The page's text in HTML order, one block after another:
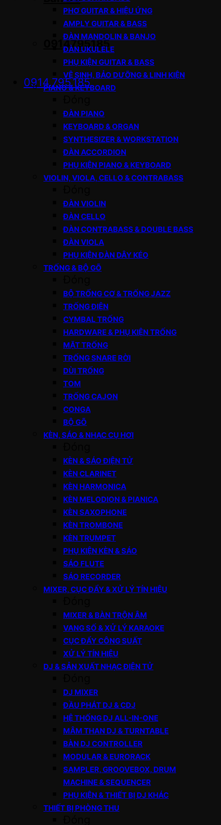
0914795185
0914.795.185
PHƠ GUITAR & HIỆU ỨNG
AMPLY GUITAR & BASS
ĐÀN MANDOLIN & BANJO
ĐÀN UKULELE
PHỤ KIỆN GUITAR & BASS
VỆ SINH, BẢO DƯỠNG & LINH KIỆN
PIANO & KEYBOARD
ĐÀN PIANO
KEYBOARD & ORGAN
SYNTHESIZER & WORKSTATION
ĐÀN ACCORDION
PHỤ KIỆN PIANO & KEYBOARD
VIOLIN, VIOLA, CELLO & CONTRABASS
ĐÀN VIOLIN
ĐÀN CELLO
ĐÀN CONTRABASS & DOUBLE BASS
ĐÀN VIOLA
PHỤ KIỆN ĐÀN DÂY KÉO
TRỐNG & BỘ GÕ
BỘ TRỐNG CƠ & TRỐNG JAZZ
TRỐNG ĐIỆN
CYMBAL TRỐNG
HARDWARE & PHỤ KIỆN TRỐNG
MẶT TRỐNG
TRỐNG SNARE RỜI
DÙI TRỐNG
TOM
TRỐNG CAJON
CONGA
BỘ GÕ
KÈN, SÁO & NHẠC CỤ HƠI
KÈN & SÁO ĐIỆN TỬ
KÈN CLARINET
KÈN HARMONICA
KÈN MELODION & PIANICA
KÈN SAXOPHONE
KÈN TROMBONE
KÈN TRUMPET
PHỤ KIỆN KÈN & SÁO
SÁO FLUTE
SÁO RECORDER
MIXER, CỤC ĐẨY & XỬ LÝ TÍN HIỆU
MIXER & BÀN TRỘN ÂM
VANG SỐ & XỬ LÝ KARAOKE
CỤC ĐẨY CÔNG SUẤT
XỬ LÝ TÍN HIỆU
DJ & SẢN XUẤT NHẠC ĐIỆN TỬ
DJ MIXER
ĐẦU PHÁT DJ & CDJ
HỆ THỐNG DJ ALL-IN-ONE
MÂM THAN DJ & TURNTABLE
BÀN DJ CONTROLLER
MODULAR & EURORACK
SAMPLER, GROOVEBOX, DRUM
MACHINE & SEQUENCER
PHỤ KIỆN & THIẾT BỊ DJ KHÁC
THIẾT BỊ PHÒNG THU